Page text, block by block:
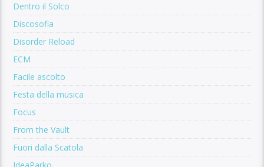
Dentro il Solco
Discosofia
Disorder Reload
ECM
Facile ascolto
Festa della musica
Focus
From the Vault
Fuori dalla Scatola